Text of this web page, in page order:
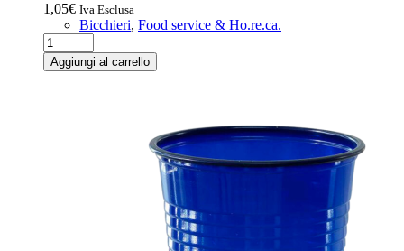
1,05€ Iva Esclusa
Bicchieri, Food service & Ho.re.ca.
Bicchiere
riutilizzabile
200cc
Aggiungi al carrello